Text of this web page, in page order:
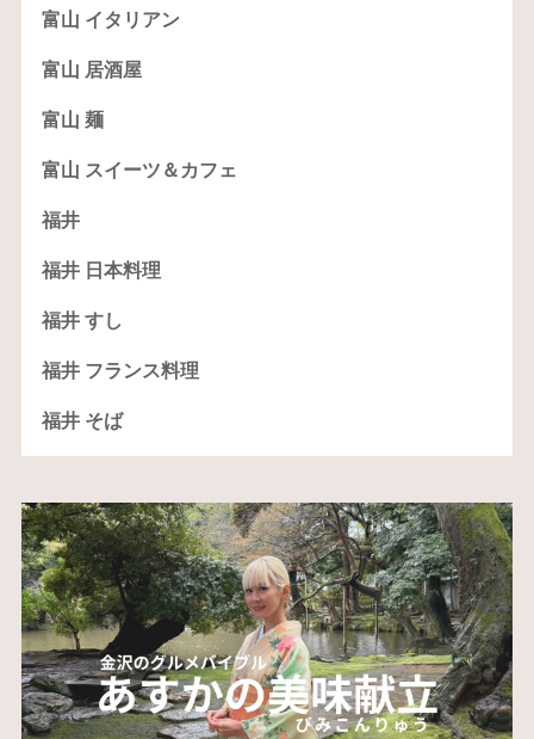
富山 イタリアン
富山 居酒屋
富山 麺
富山 スイーツ＆カフェ
福井
福井 日本料理
福井 すし
福井 フランス料理
福井 そば